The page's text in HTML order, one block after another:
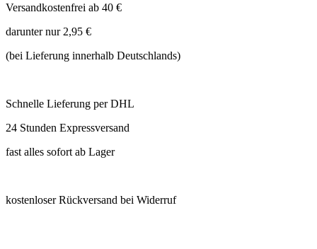
Versandkostenfrei ab 40 €
darunter nur 2,95 €
(bei Lieferung innerhalb Deutschlands)
Schnelle Lieferung per DHL
24 Stunden Expressversand
fast alles sofort ab Lager
kostenloser Rückversand bei Widerruf